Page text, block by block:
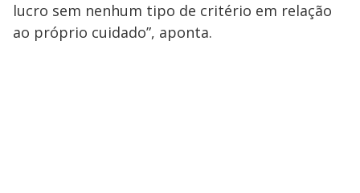
lucro sem nenhum tipo de critério em relação
ao próprio cuidado”, aponta.